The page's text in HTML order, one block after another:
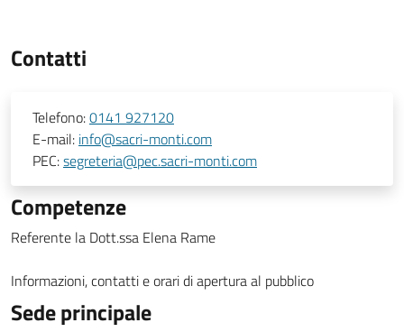
Contatti
Telefono:0141 927120
E-mail: info@sacri-monti.com
PEC:segreteria@pec.sacri-monti.com
Competenze
Referente la Dott.ssa Elena Rame
Informazioni, contatti e orari di apertura al pubblico
Sede principale